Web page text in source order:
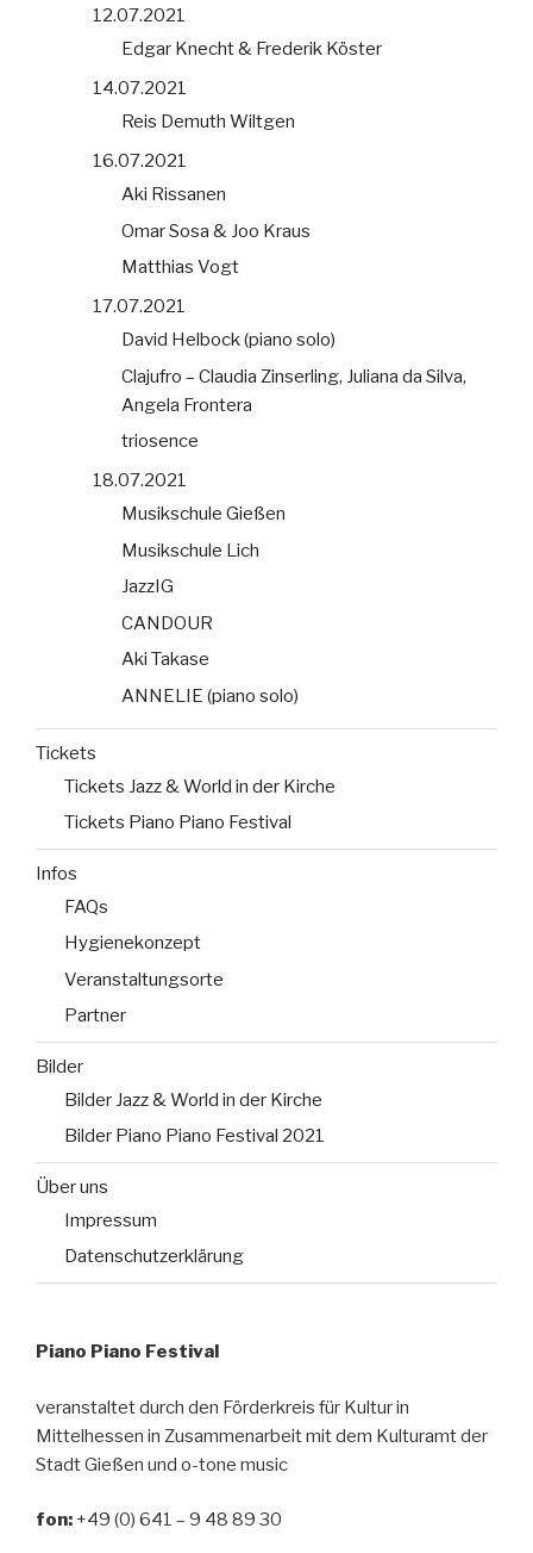
12.07.2021
Edgar Knecht & Frederik Köster
14.07.2021
Reis Demuth Wiltgen
16.07.2021
Aki Rissanen
Omar Sosa & Joo Kraus
Matthias Vogt
17.07.2021
David Helbock (piano solo)
Clajufro – Claudia Zinserling, Juliana da Silva,
Angela Frontera
triosence
18.07.2021
Musikschule Gießen
Musikschule Lich
JazzIG
CANDOUR
Aki Takase
ANNELIE (piano solo)
Tickets
Tickets Jazz & World in der Kirche
Tickets Piano Piano Festival
Infos
FAQs
Hygienekonzept
Veranstaltungsorte
Partner
Bilder
Bilder Jazz & World in der Kirche
Bilder Piano Piano Festival 2021
Über uns
Impressum
Datenschutzerklärung
Piano Piano Festival
veranstaltet durch den Förderkreis für Kultur in
Mittelhessen in Zusammenarbeit mit dem Kulturamt der
Stadt Gießen und o-tone music
fon: +49 (0) 641 – 9 48 89 30